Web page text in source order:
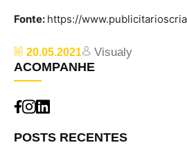
Fonte: https://
20.05.2021 Visualy
ACOMPANHE
POSTS RECENTES